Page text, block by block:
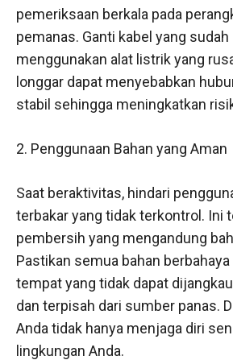
pemeriksaan berkala pada
pemanas. Ganti kabel yang
menggunakan alat listrik yang
longgar dapat menyebabkan
stabil sehingga meningkatkan
2. Penggunaan Bahan yang Aman
Saat beraktivitas, hindari
terbakar yang tidak terkontrol. Ini
pembersih yang mengandung
Pastikan semua bahan
tempat yang tidak dapat
dan terpisah dari sumber panas.
Anda tidak hanya menjaga diri
lingkungan Anda.